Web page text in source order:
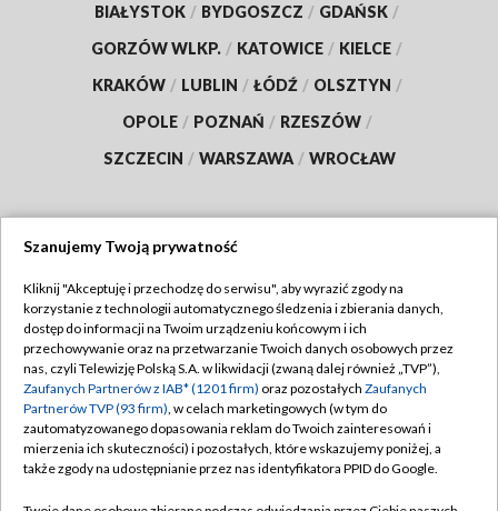
BIAŁYSTOK / BYDGOSZCZ / GDAŃSK /
GORZÓW WLKP. / KATOWICE / KIELCE /
KRAKÓW / LUBLIN / ŁÓDŹ / OLSZTYN /
OPOLE / POZNAŃ / RZESZÓW /
SZCZECIN / WARSZAWA / WROCŁAW
TVP
Abonament TVP
Emisja w TVP
Centrum informacji TVP
Naziemna Telewizja Cyfrowa
Regulamin TVP
Polityka prywatności
Moje zgody
Pomoc
Szanujemy Twoją prywatność
Kliknij "Akceptuję i przechodzę do serwisu", aby wyrazić zgody na
korzystanie z technologii automatycznego śledzenia i zbierania danych,
dostęp do informacji na Twoim urządzeniu końcowym i ich
przechowywanie oraz na przetwarzanie Twoich danych osobowych przez
nas, czyli Telewizję Polską S.A. w likwidacji (zwaną dalej również „TVP”),
Zaufanych Partnerów z IAB* (1201 firm) oraz pozostałych Zaufanych
Partnerów TVP (93 firm), w celach marketingowych (w tym do
zautomatyzowanego dopasowania reklam do Twoich zainteresowań i
mierzenia ich skuteczności) i pozostałych, które wskazujemy poniżej, a
także zgody na udostępnianie przez nas identyfikatora PPID do Google.